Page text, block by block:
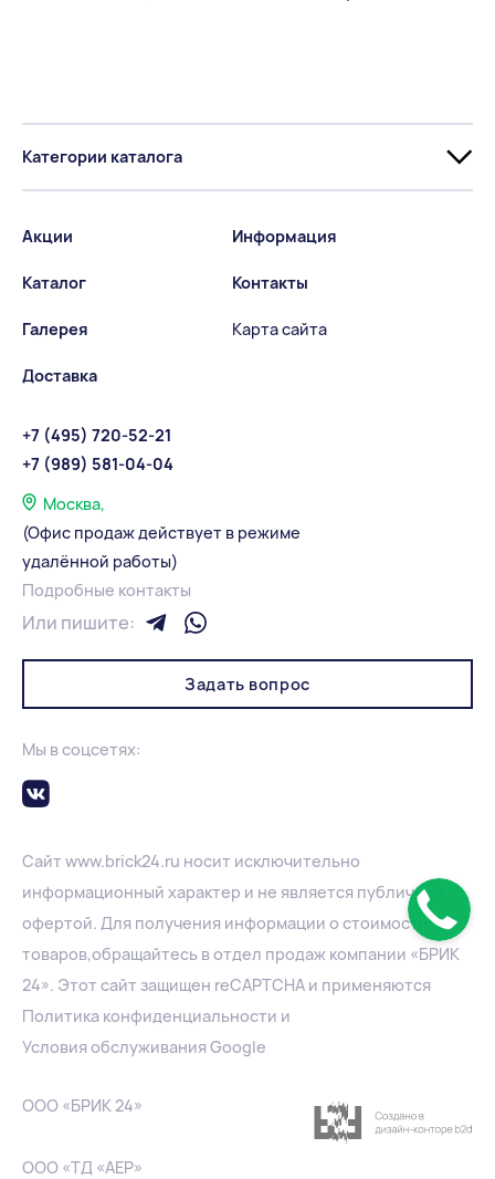
Категории каталога
Акции
Каталог
Галерея
Доставка
Информация
Контакты
Карта сайта
+7 (495) 720-52-21
+7 (989) 581-04-04
Москва,
(Офис продаж действует в режиме
удалённой работы)
Подробные контакты
Или пишите:
Задать вопрос
Мы в соцсетях:
Сайт www.brick24.ru носит исключительно
информационный характер и не является публичной
офертой. Для получения информации о стоимости
товаров,обращайтесь в отдел продаж компании «БРИК
24». Этот сайт защищен reCAPTCHA и применяются
Политика конфиденциальности и
Условия обслуживания Google
ООО «БРИК 24»
ООО «ТД «АЕР»